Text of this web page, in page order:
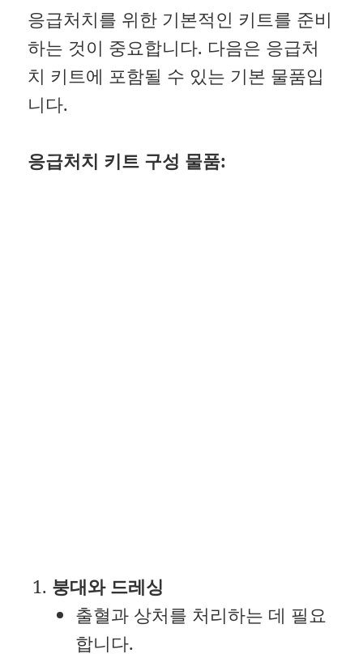
응급처치를 위한 기본적인 키트를 준비
하는 것이 중요합니다. 다음은 응급처
치 키트에 포함될 수 있는 기본 물품입
니다.
응급처치 키트 구성 물품:
붕대와 드레싱
출혈과 상처를 처리하는 데 필요
합니다.